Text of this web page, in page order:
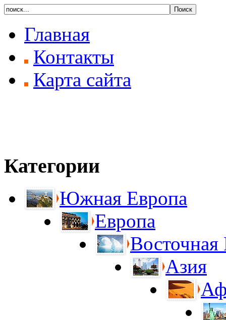
Главная
Контакты
Карта сайта
Категории
Южная Европа
Европа
Восточная
Азия